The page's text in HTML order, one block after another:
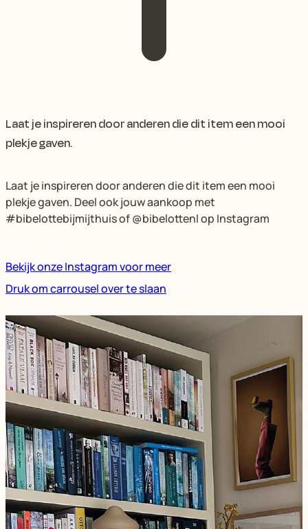
Laat je inspireren door anderen die dit item een mooi
plekje gaven.
Laat je inspireren door anderen die dit item een mooi
plekje gaven. Deel ook jouw aankoop met
#bibelottebijmijthuis of @bibelottenl op Instagram
Bekijk onze Instagram voor meer
Druk om carrousel over te slaan